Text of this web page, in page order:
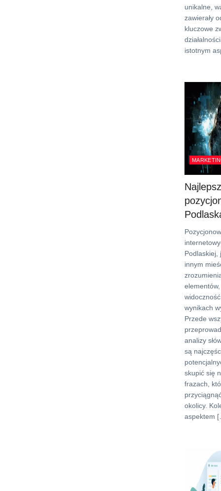
unikalne,
zawierały
kluczowe
istotnym
Podlaskiej,
innym
wynikach
Przede
analizy
są
skupić się
frazach,
okolicy.
aspektem